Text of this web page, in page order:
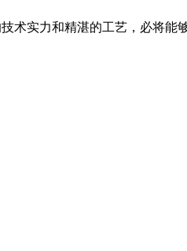
术实力和精湛的工艺，必将能